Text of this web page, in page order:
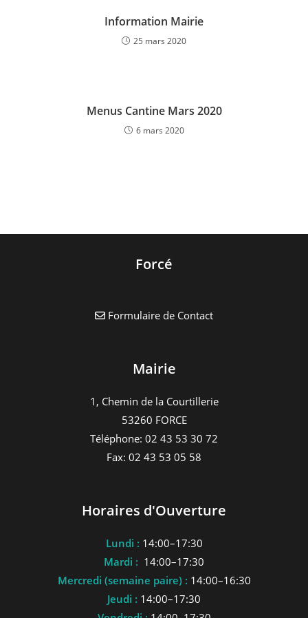
Information Mairie
25 mars 2020
Menus Cantine Mars 2020
6 mars 2020
Forcé
Formulaire de Contact
Mairie
1, Chemin de la Courtillerie
53260 FORCE
Téléphone: 02 43 53 30 72
Fax: 02 43 53 05 58
Horaires d'Ouverture
Lundi : 14:00–17:30
Mardi : 14:00–17:30
Mercredi (semaine paire) : 14:00–16:30
Jeudi : 14:00–17:30